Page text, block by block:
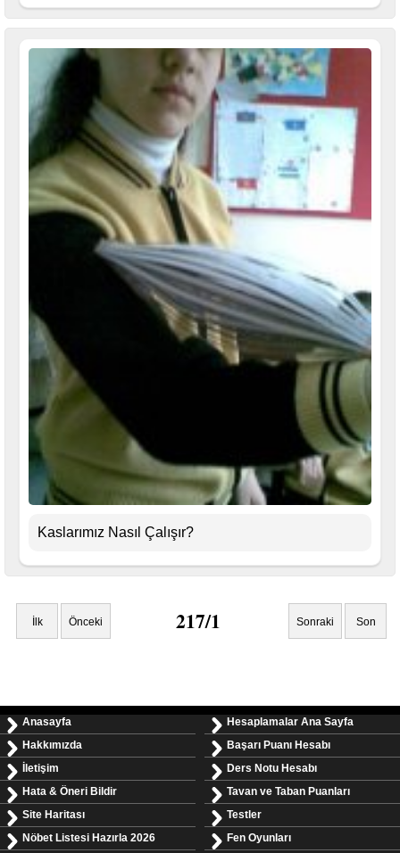
Kaslarımız Nasıl Çalışır?
İlk Önceki 217/1 Sonraki Son
Anasayfa
Hakkımızda
İletişim
Hata & Öneri Bildir
Site Haritası
Nöbet Listesi Hazırla 2026
Hesaplamalar Ana Sayfa
Başarı Puanı Hesabı
Ders Notu Hesabı
Tavan ve Taban Puanları
Testler
Fen Oyunları